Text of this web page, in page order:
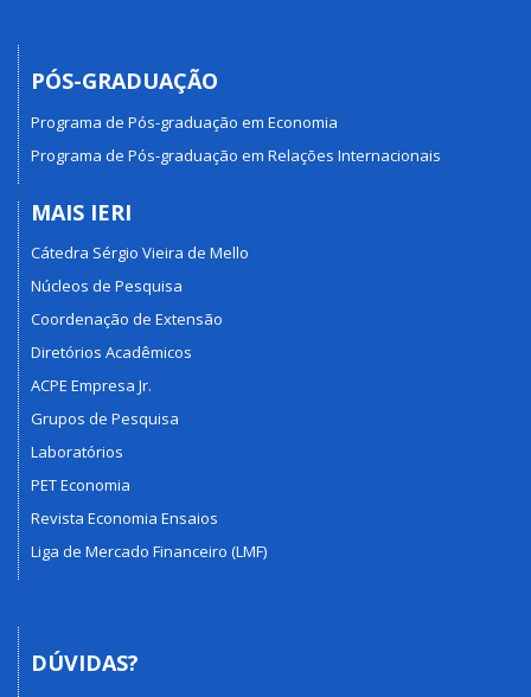
PÓS-GRADUAÇÃO
Programa de Pós-graduação em Economia
Programa de Pós-graduação em Relações Internacionais
MAIS IERI
Cátedra Sérgio Vieira de Mello
Núcleos de Pesquisa
Coordenação de Extensão
Diretórios Acadêmicos
ACPE Empresa Jr.
Grupos de Pesquisa
Laboratórios
PET Economia
Revista Economia Ensaios
Liga de Mercado Financeiro (LMF)
DÚVIDAS?